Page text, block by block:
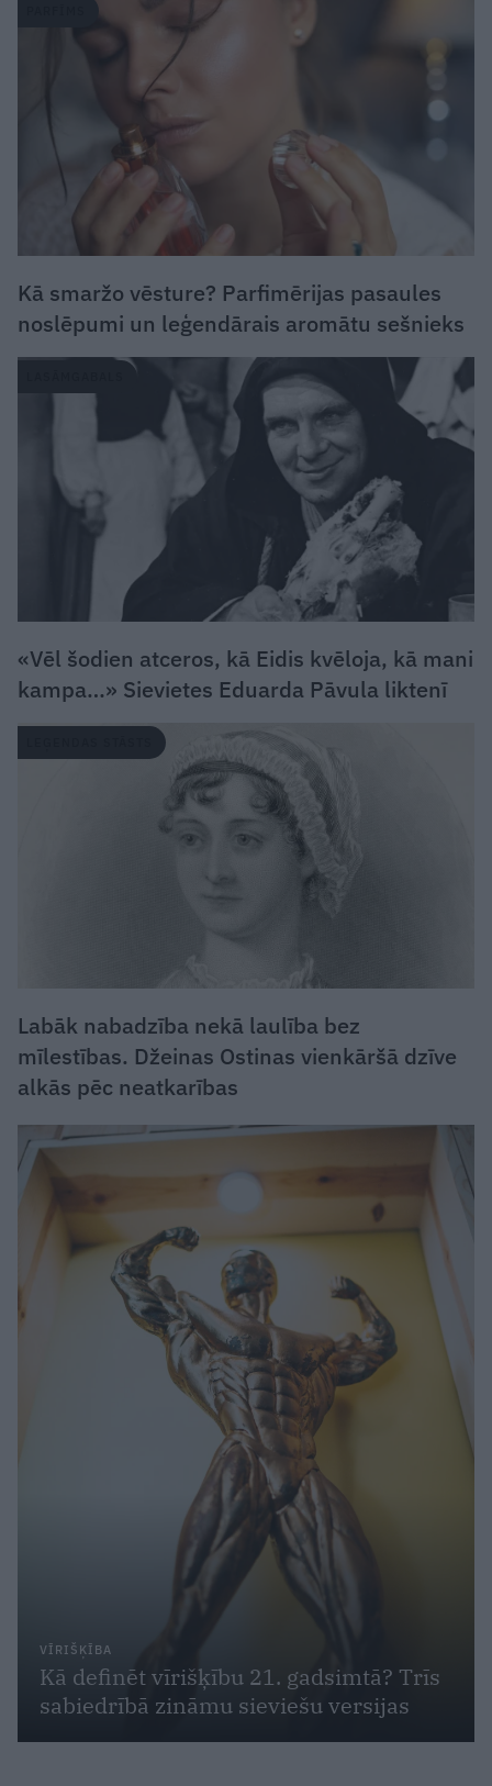
Kā smaržo vēsture? Parfimērijas pasaules
noslēpumi un leģendārais aromātu sešnieks
«Vēl šodien atceros, kā Eidis kvēloja, kā mani
kampa…» Sievietes Eduarda Pāvula liktenī
Labāk nabadzība nekā laulība bez
mīlestības. Džeinas Ostinas vienkāršā dzīve
alkās pēc neatkarības
VĪRIŠĶĪBA
Kā definēt vīrišķību 21. gadsimtā? Trīs
sabiedrībā zināmu sieviešu versijas